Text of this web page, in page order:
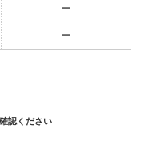
ー
ー
認ください